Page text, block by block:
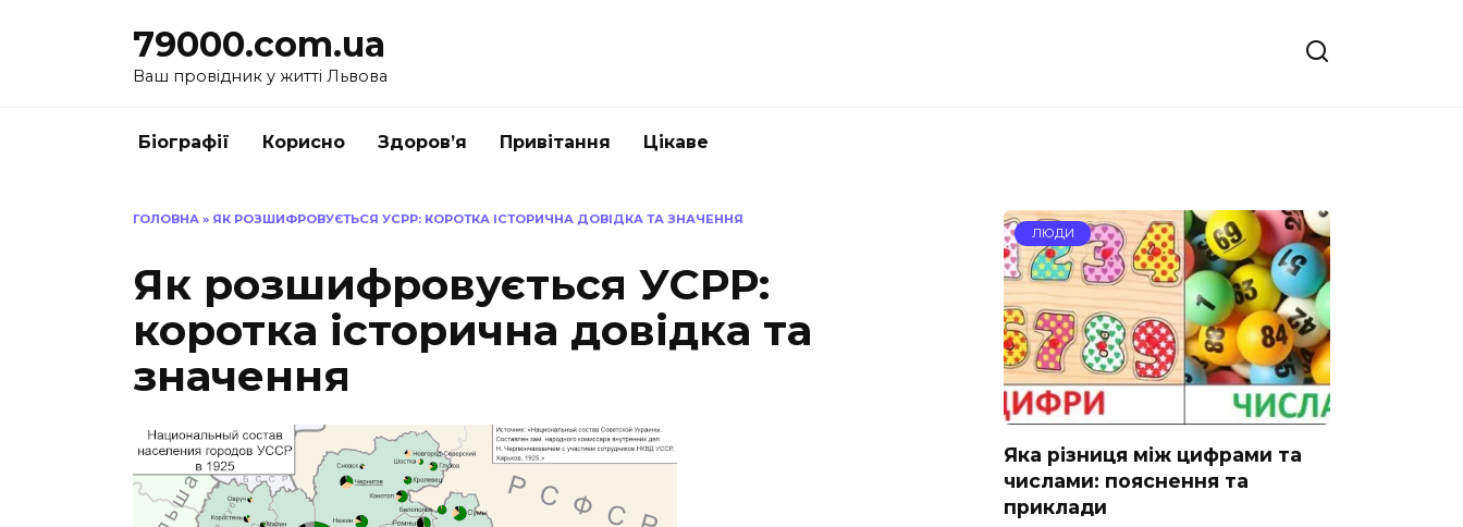
79000.com.ua
Ваш провідник у житті Львова
Біографії Корисно Здоров’я Привітання Цікаве
ГОЛОВНА » ЯК РОЗШИФРОВУЄТЬСЯ УСРР: КОРОТКА ІСТОРИЧНА ДОВІДКА ТА ЗНАЧЕННЯ
Як розшифровується УСРР:
коротка історична довідка та
значення
ЛЮДИ
Яка різниця між цифрами та
числами: пояснення та
приклади